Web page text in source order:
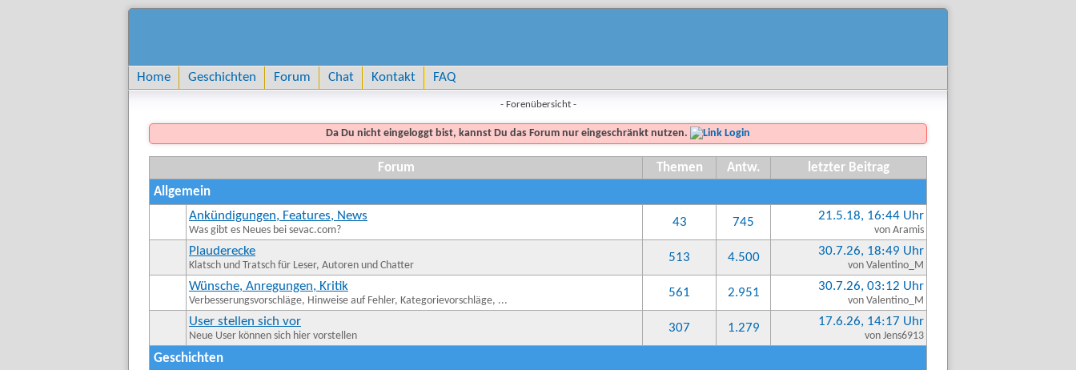
Home Geschichten Forum Chat Kontakt FAQ
- Forenübersicht -
Da Du nicht eingeloggt bist, kannst Du das Forum nur eingeschränkt nutzen. Login
Forum Themen Antw.
letzter Beitrag
Allgemein
Ankündigungen, Features, News
Was gibt es Neues bei sevac.com?
43 745 21.5.18, 16:44 Uhr
von Aramis
Plauderecke
Klatsch und Tratsch für Leser, Autoren und Chatter
513 4.500 30.7.26, 18:49 Uhr
von Valentino_M
Wünsche, Anregungen, Kritik
Verbesserungsvorschläge, Hinweise auf Fehler, Kategorievorschläge, ...
561 2.951 30.7.26, 03:12 Uhr
von Valentino_M
User stellen sich vor
Neue User können sich hier vorstellen
307 1.279 17.6.26, 14:17 Uhr
von Jens6913
Geschichten